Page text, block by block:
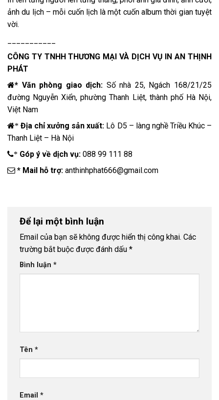
ảnh du lịch – mỗi cuốn lịch là một cuốn album thời gian tuyệt
vời.
CÔNG TY TNHH THƯƠNG MẠI VÀ DỊCH VỤ
IN AN THỊNH
PHÁT
* Văn phòng giao dịch: Số nhà 25, Ngách 168/21/25
đường Nguyễn Xiển, phường Thanh Liệt, thành phố Hà Nội,
Việt Nam
* Địa chỉ xưởng sản xuất: Lô D5 – làng nghề Triều Khúc –
Thanh Liệt – Hà Nội
* Góp ý về dịch vụ: 088 99 111 88
* Mail hỗ trợ: anthinhphat666@gmail.com
Để lại một bình luận
Email của bạn sẽ không được hiển thị công khai. Các
trường bắt buộc được đánh dấu *
Bình luận *
Tên *
Email *